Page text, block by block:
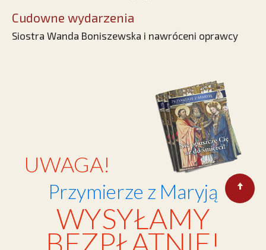
Cudowne wydarzenia
Siostra Wanda Boniszewska i nawróceni oprawcy
UWAGA!
Przymierze z Maryją
WYSYŁAMY
BEZPŁATNIE!